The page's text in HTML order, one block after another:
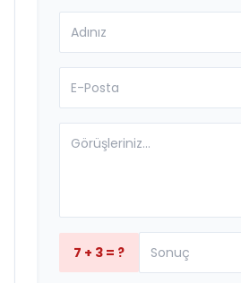
7 + 3 = ?